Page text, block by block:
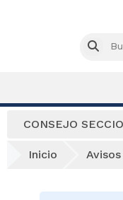
CONSEJO
Inicio Avisos